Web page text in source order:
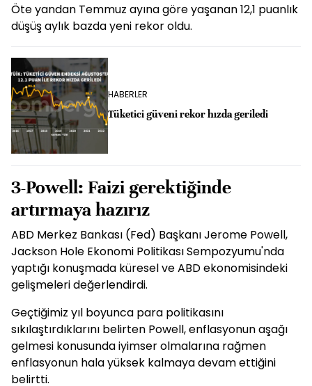
Öte yandan Temmuz ayına göre yaşanan 12,1 puanlık
düşüş aylık bazda yeni rekor oldu.
HABERLER
Tüketici güveni rekor hızda geriledi
3-Powell: Faizi gerektiğinde
artırmaya hazırız
ABD Merkez Bankası (Fed) Başkanı Jerome Powell,
Jackson Hole Ekonomi Politikası Sempozyumu'nda
yaptığı konuşmada küresel ve ABD ekonomisindeki
gelişmeleri değerlendirdi.
Geçtiğimiz yıl boyunca para politikasını
sıkılaştırdıklarını belirten Powell, enflasyonun aşağı
gelmesi konusunda iyimser olmalarına rağmen
enflasyonun hala yüksek kalmaya devam ettiğini
belirtti.